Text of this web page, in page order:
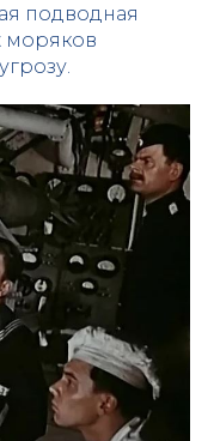
подводная
моряков